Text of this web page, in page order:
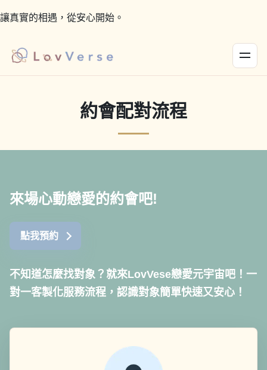
讓真實的相遇，從安心開始。
約會配對流程
來場心動戀愛的約會吧!
點我預約
不知道怎麼找對象？就來LovVese戀愛元宇宙吧！一
對一客製化服務流程，認識對象簡單快速又安心！